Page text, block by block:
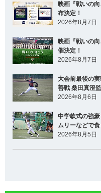
映画『戦いの
布決定！
2026年8月7日
映画『戦いの
催決定！
2026年8月7日
大会前最後の
善戦 桑田真澄
2026年8月6日
中学軟式の強
ムリーなどで食
2026年8月5日